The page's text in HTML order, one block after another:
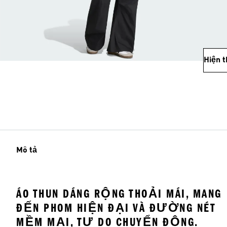
Hiện
Mô tả
ÁO THUN DÁNG RỘNG THOẢI MÁI, MANG
ĐẾN PHOM HIỆN ĐẠI VÀ ĐƯỜNG NÉT
MỀM MẠI, TỰ DO CHUYỂN ĐỘNG.